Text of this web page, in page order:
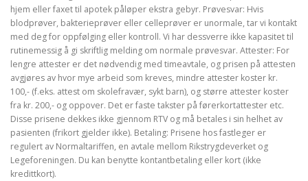
hjem eller faxet til apotek påløper ekstra gebyr. Prøvesvar: Hvis
blodprøver, bakterieprøver eller celleprøver er unormale, tar vi kontakt
med deg for oppfølging eller kontroll. Vi har dessverre ikke kapasitet til
rutinemessig å gi skriftlig melding om normale prøvesvar. Attester: For
lengre attester er det nødvendig med timeavtale, og prisen på attesten
avgjøres av hvor mye arbeid som kreves, mindre attester koster kr.
100,- (f.eks. attest om skolefravær, sykt barn), og større attester koster
fra kr. 200,- og oppover. Det er faste takster på førerkortattester etc.
Disse prisene dekkes ikke gjennom RTV og må betales i sin helhet av
pasienten (frikort gjelder ikke). Betaling: Prisene hos fastleger er
regulert av Normaltariffen, en avtale mellom Rikstrygdeverket og
Legeforeningen. Du kan benytte kontantbetaling eller kort (ikke
kredittkort).